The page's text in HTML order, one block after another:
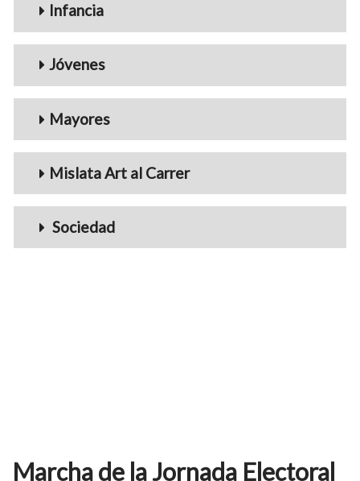
Infancia
Jóvenes
Mayores
Mislata Art al Carrer
Sociedad
Marcha de la Jornada Electoral